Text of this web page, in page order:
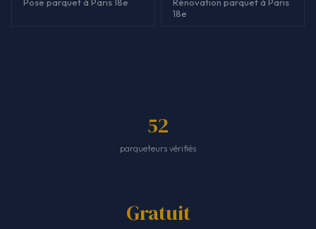
Pose parquet à Paris 18e
Rénovation parquet à Paris
18e
52
parqueteurs vérifiés
Gratuit